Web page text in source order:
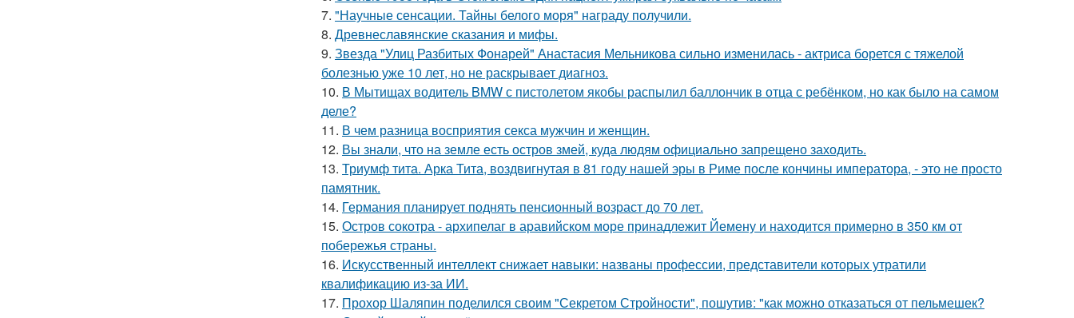
7. "Научные сенсации. Тайны белого моря" награду получили.
8. Древнеславянские сказания и мифы.
9. Звезда "Улиц Разбитых Фонарей" Анастасия Мельникова сильно изменилась - актриса борется с тяжелой
болезнью уже 10 лет, но не раскрывает диагноз.
10. В Мытищах водитель BMW с пистолетом якобы распылил баллончик в отца с ребёнком, но как было на самом
деле?
11. В чем разница восприятия секса мужчин и женщин.
12. Вы знали, что на земле есть остров змей, куда людям официально запрещено заходить.
13. Триумф тита. Арка Тита, воздвигнутая в 81 году нашей эры в Риме после кончины императора, - это не просто
памятник.
14. Германия планирует поднять пенсионный возраст до 70 лет.
15. Остров сокотра - архипелаг в аравийском море принадлежит Йемену и находится примерно в 350 км от
побережья страны.
16. Искусственный интеллект снижает навыки: названы профессии, представители которых утратили
квалификацию из-за ИИ.
17. Прохор Шаляпин поделился своим "Секретом Стройности", пошутив: "как можно отказаться от пельмешек?